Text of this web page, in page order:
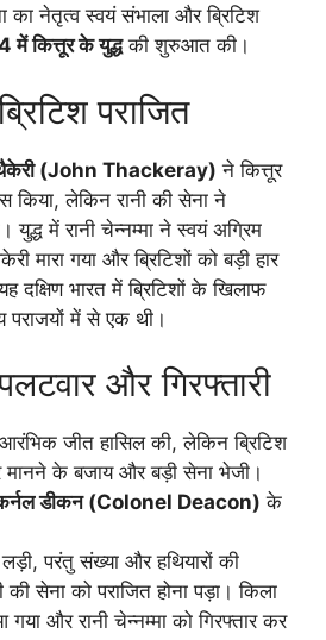
का नेतृत्व स्वयं संभाला और ब्रिटिश
में कित्तूर के युद्धकी शुरुआत की।
पराजित
(John Thackeray) ने कित्तूर
किया, लेकिन रानी की सेना ने
युद्ध में रानी चेन्नम्मा ने स्वयं अग्रिम
मारा गया और ब्रिटिशों को बड़ी हार
दक्षिण भारत में ब्रिटिशों के खिलाफ
पराजयों में से एक थी।
और गिरफ्तारी
आरंभिक जीत हासिल की, लेकिन ब्रिटिश
मानने के बजाय और बड़ी सेना भेजी।
डीकन (Colonel Deacon) के
परंतु संख्या और हथियारों की
सेना को पराजित होना पड़ा। किला
और रानी चेन्नम्मा को गिरफ्तार कर